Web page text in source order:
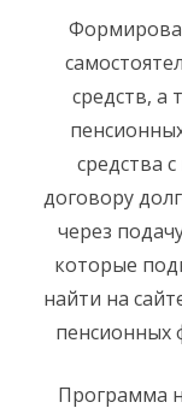
средств, а
средства
договору
через
которые
найти на
пенсионных
Программа